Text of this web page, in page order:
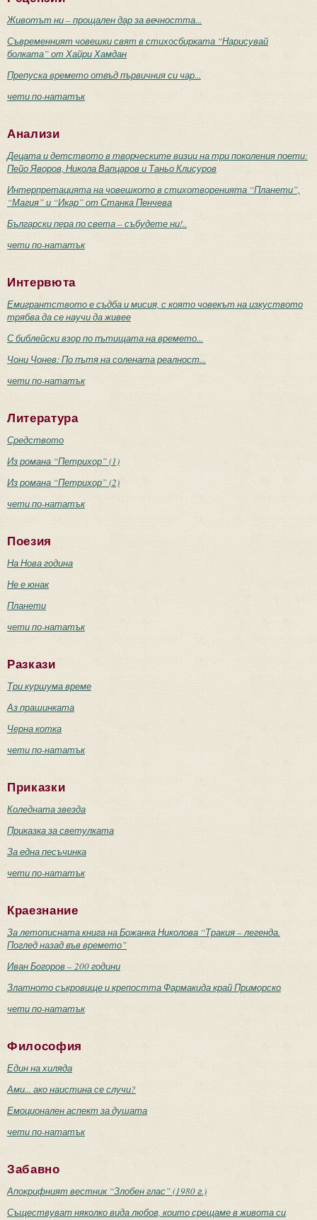
Животът ни – прощален дар за вечността...
Съвременният човешки свят в стихосбирката “Нарисувай
болката” от Хайри Хамдан
Препуска времето отвъд първичния си чар...
чети по-нататък
Анализи
Децата и детството в творческите визии на три поколения поети:
Пейо Яворов, Никола Вапцаров и Таньо Клисуров
Интерпретацията на човешкото в стихотворенията “Планети”,
“Магия” и “Икар” от Станка Пенчева
Български пера по света – събудете ни!..
чети по-нататък
Интервюта
Емигрантството е съдба и мисия, с която човекът на изкуството
трябва да се научи да живее
С библейски взор по пътищата на времето...
Чони Чонев: По пътя на солената реалност...
чети по-нататък
Литература
Средството
Из романа “Петрихор” (1)
Из романа “Петрихор” (2)
чети по-нататък
Поезия
На Нова година
Не е юнак
Планети
чети по-нататък
Разкази
Три куршума време
Аз прашинката
Черна котка
чети по-нататък
Приказки
Коледната звезда
Приказка за светулката
За една песъчинка
чети по-нататък
Краезнание
За летописната книга на Божанка Николова “Тракия – легенда.
Поглед назад във времето”
Иван Богоров – 200 години
Златното съкровище и крепостта Фармакида край Приморско
чети по-нататък
Философия
Един на хиляда
Ами... ако наистина се случи?
Емоционален аспект за душата
чети по-нататък
Забавно
Апокрифният вестник “Злобен глас” (1980 г.)
Съществуват няколко вида любов, които срещаме в живота си